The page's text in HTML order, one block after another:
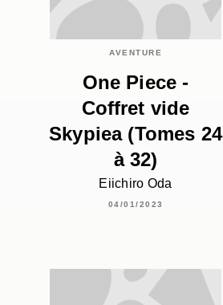
AVENTURE
One Piece -
Coffret vide
Skypiea (Tomes 24
à 32)
Eiichiro Oda
04/01/2023